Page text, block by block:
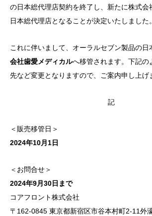
の日本総代理店契約を終了し、新たに株式会
日本総代理店となることが決定いたしました。
これに伴いまして、オーラルセブン製品の日
会社歯愛メディカルへ移管されます。下記の
先など変更となりますので、ご案内申し上げ
記
＜販売移管日＞
2024年10月1日
＜お問合せ＞
2024年9月30日まで
コアフロント株式会社
〒162-0845 東京都新宿区市谷本村町2-11外